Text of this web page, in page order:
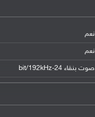
نعم
نعم
صوت بنقاء 24-bit/192kHz